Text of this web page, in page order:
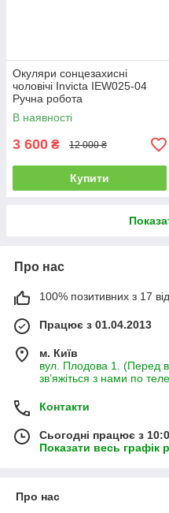
Окуляри сонцезахисні
чоловічі Invicta IEW025-04
Ручна робота
В наявності
3 600 ₴ 12 000 ₴
Купити
Про нас
100% позитивних з 17
Працює з 01.04.2013
м. Київ
вул. Плодова 1. (Перед
зв’яжіться з нами по
Контакти
Сьогодні працює з
Показати весь графік
Про нас